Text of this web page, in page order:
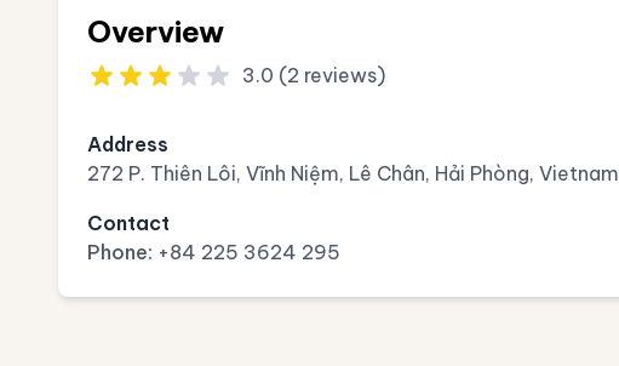
Overview
3.0 (2 reviews)
Address
272 P. Thiên Lôi, Vĩnh Niệm, Lê Chân, Hải Phòng, Vietnam
Contact
Phone: +84 225 3624 295